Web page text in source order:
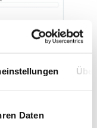
Daten
podcasts